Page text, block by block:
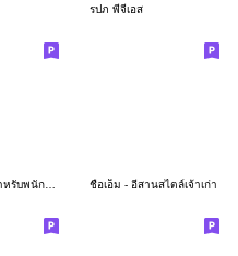
รปภ พีจีเอส
ชื่อเอ็ม - อีสานสไตล์เจ้าเก่า